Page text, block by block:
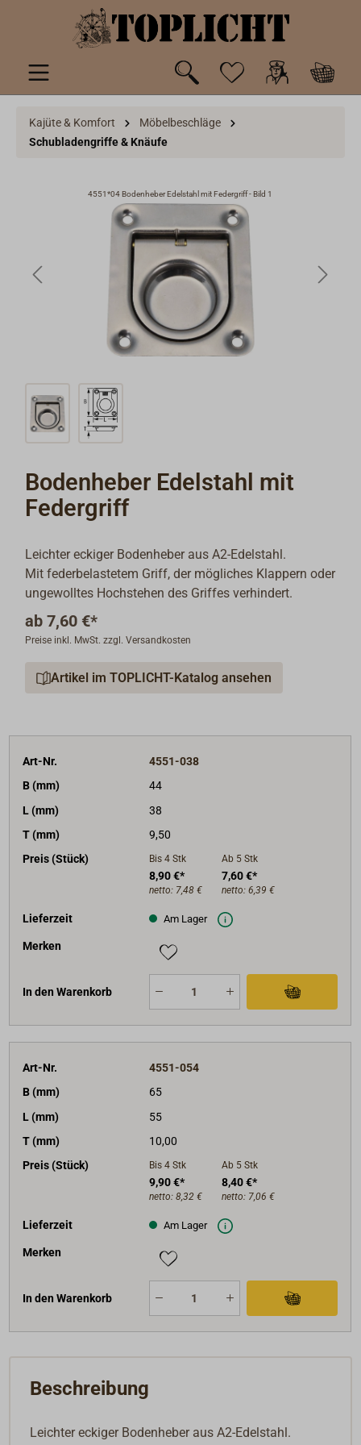
springen
Kajüte & Komfort
Möbelbeschläge
Schubladengriffe & Knäufe
4551*04 Bodenheber Edelstahl mit Federgriff - Bild 1
Bodenheber Edelstahl mit
Federgriff
Leichter eckiger Bodenheber aus A2-Edelstahl.
Mit federbelastetem Griff, der mögliches Klappern oder
ungewolltes Hochstehen des Griffes verhindert.
ab 7,60 €*
Preise inkl. MwSt. zzgl. Versandkosten
Artikel im TOPLICHT-Katalog ansehen
Art-Nr.
4551-038
B (mm)
44
L (mm)
38
T (mm)
9,50
Preis (Stück)
Bis 4 Stk
8,90 €*
netto: 7,48 €
Ab 5 Stk
7,60 €*
netto: 6,39 €
Lieferzeit Am Lager
Merken
In den Warenkorb
Art-Nr.
4551-054
B (mm)
65
L (mm)
55
T (mm)
10,00
Preis (Stück)
Bis 4 Stk
9,90 €*
netto: 8,32 €
Ab 5 Stk
8,40 €*
netto: 7,06 €
Lieferzeit Am Lager
Merken
In den Warenkorb
Beschreibung
Leichter eckiger Bodenheber aus A2-Edelstahl.